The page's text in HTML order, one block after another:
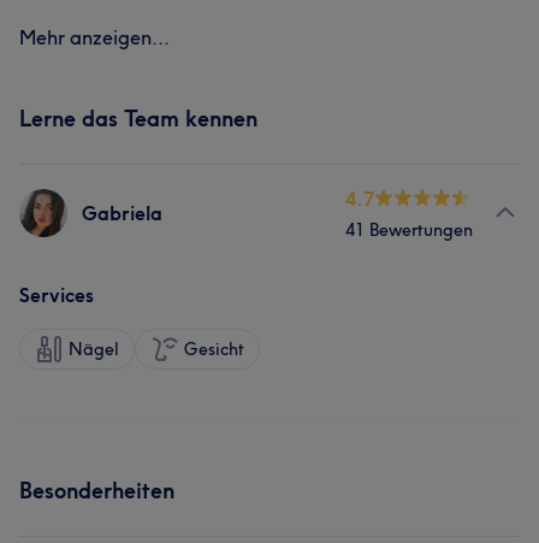
Mehr anzeigen...
Lerne das Team kennen
Gabriela
4.7
41 Bewertungen
Services
Nägel Gesicht
Besonderheiten